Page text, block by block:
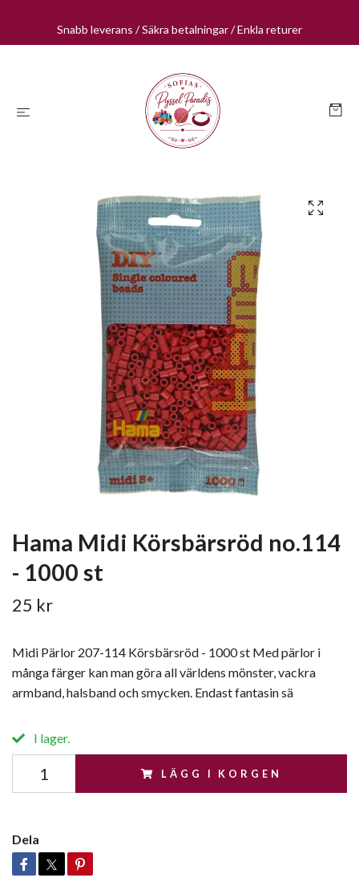
Snabb leverans / Säkra betalningar / Enkla returer
Hama Midi Körsbärsröd no.114
- 1000 st
25 kr
Midi Pärlor 207-114 Körsbärsröd - 1000 st Med pärlor i
många färger kan man göra all världens mönster, vackra
armband, halsband och smycken. Endast fantasin sä
I lager.
LÄGG I KORGEN
Dela